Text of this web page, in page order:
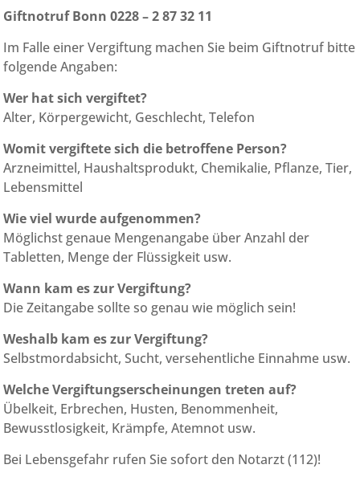
Giftnotruf Bonn 0228 – 2 87 32 11
Im Falle einer Vergiftung machen Sie beim Giftnotruf bitte
folgende Angaben:
Wer hat sich vergiftet?
Alter, Körpergewicht, Geschlecht, Telefon
Womit vergiftete sich die betroffene Person?
Arzneimittel, Haushaltsprodukt, Chemikalie, Pflanze, Tier,
Lebensmittel
Wie viel wurde aufgenommen?
Möglichst genaue Mengenangabe über Anzahl der
Tabletten, Menge der Flüssigkeit usw.
Wann kam es zur Vergiftung?
Die Zeitangabe sollte so genau wie möglich sein!
Weshalb kam es zur Vergiftung?
Selbstmordabsicht, Sucht, versehentliche Einnahme usw.
Welche Vergiftungserscheinungen treten auf?
Übelkeit, Erbrechen, Husten, Benommenheit,
Bewusstlosigkeit, Krämpfe, Atemnot usw.
Bei Lebensgefahr rufen Sie sofort den Notarzt (112)!